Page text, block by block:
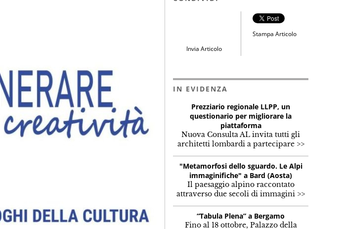
Stampa Articolo
Invia Articolo
IN EVIDENZA
Prezziario regionale LLPP, un
questionario per migliorare la
piattaforma
Nuova Consulta AL invita tutti gli
architetti lombardi a partecipare >>
"Metamorfosi dello sguardo. Le Alpi
immaginifiche" a Bard (Aosta)
Il paesaggio alpino raccontato
attraverso due secoli di immagini >>
“Tabula Plena” a Bergamo
Fino al 18 ottobre, Palazzo della